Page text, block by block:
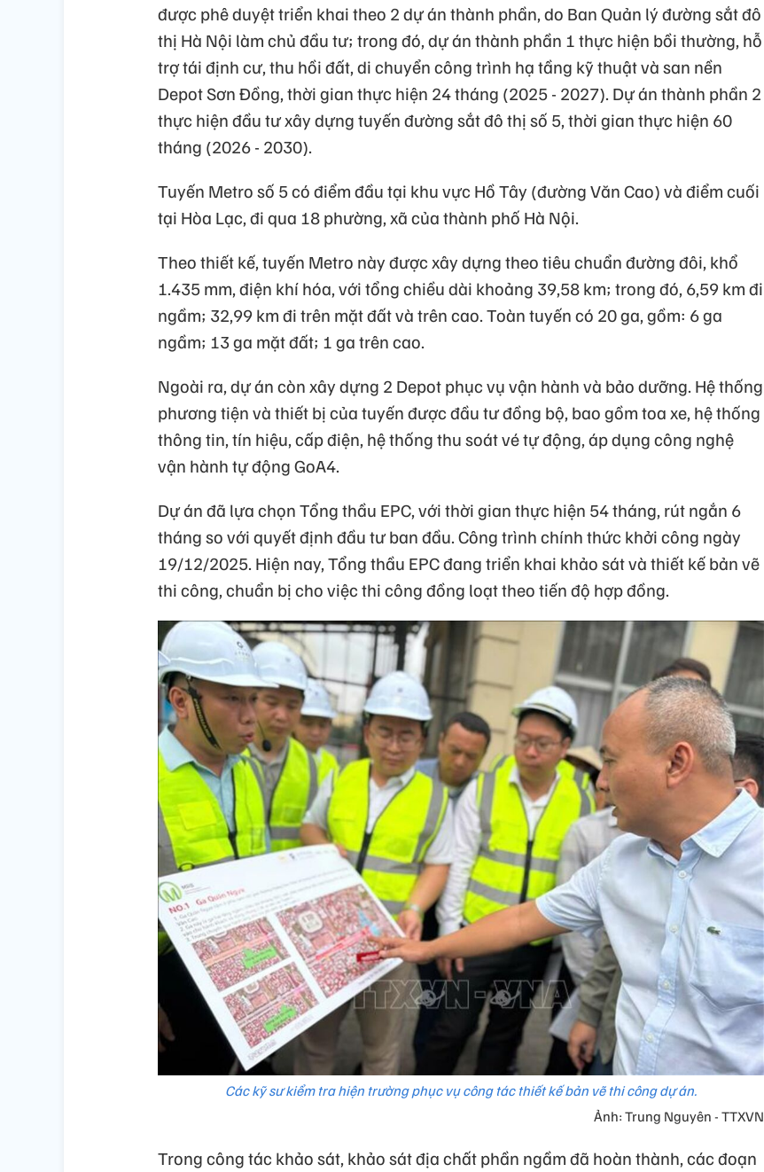
được phê duyệt triển khai theo 2 dự án thành phần, do Ban Quản lý đường sắt đô
thị Hà Nội làm chủ đầu tư; trong đó, dự án thành phần 1 thực hiện bồi thường, hỗ
trợ tái định cư, thu hồi đất, di chuyển công trình hạ tầng kỹ thuật và san nền
Depot Sơn Đồng, thời gian thực hiện 24 tháng (2025 - 2027). Dự án thành phần 2
thực hiện đầu tư xây dựng tuyến đường sắt đô thị số 5, thời gian thực hiện 60
tháng (2026 - 2030).
Tuyến Metro số 5 có điểm đầu tại khu vực Hồ Tây (đường Văn Cao) và điểm cuối
tại Hòa Lạc, đi qua 18 phường, xã của thành phố Hà Nội.
Theo thiết kế, tuyến Metro này được xây dựng theo tiêu chuẩn đường đôi, khổ
1.435 mm, điện khí hóa, với tổng chiều dài khoảng 39,58 km; trong đó, 6,59 km đi
ngầm; 32,99 km đi trên mặt đất và trên cao. Toàn tuyến có 20 ga, gồm: 6 ga
ngầm; 13 ga mặt đất; 1 ga trên cao.
Ngoài ra, dự án còn xây dựng 2 Depot phục vụ vận hành và bảo dưỡng. Hệ thống
phương tiện và thiết bị của tuyến được đầu tư đồng bộ, bao gồm toa xe, hệ thống
thông tin, tín hiệu, cấp điện, hệ thống thu soát vé tự động, áp dụng công nghệ
vận hành tự động GoA4.
Dự án đã lựa chọn Tổng thầu EPC, với thời gian thực hiện 54 tháng, rút ngắn 6
tháng so với quyết định đầu tư ban đầu. Công trình chính thức khởi công ngày
19/12/2025. Hiện nay, Tổng thầu EPC đang triển khai khảo sát và thiết kế bản vẽ
thi công, chuẩn bị cho việc thi công đồng loạt theo tiến độ hợp đồng.
Các kỹ sư kiểm tra hiện trường phục vụ công tác thiết kế bản vẽ thi công dự án.
Ảnh: Trung Nguyên - TTXVN
Trong công tác khảo sát, khảo sát địa chất phần ngầm đã hoàn thành, các đoạn